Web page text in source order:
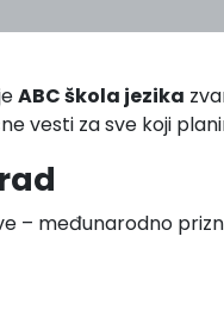
ABC škola jezika
vesti za sve koji
– međunarodno